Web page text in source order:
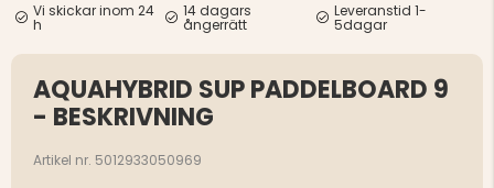
Vi skickar inom 24
h
14 dagars
ångerrätt
Leveranstid 1-
5dagar
AQUAHYBRID SUP PADDELBOARD 9
- BESKRIVNING
Artikel nr. 5012933050969